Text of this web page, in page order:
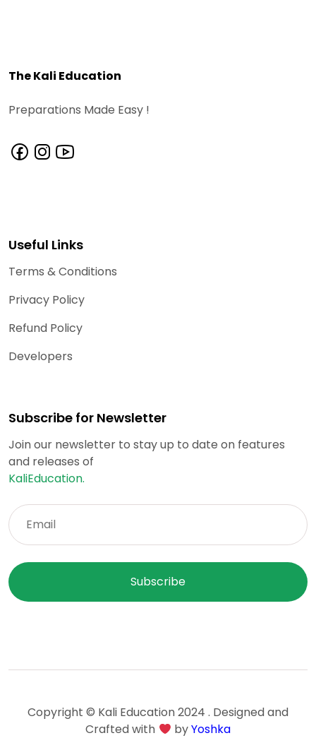
The Kali Education
Preparations Made Easy !
Useful Links
Terms & Conditions
Privacy Policy
Refund Policy
Developers
Subscribe for Newsletter
Join our newsletter to stay up to date on features
and releases of
KaliEducation.
Copyright © Kali Education 2024 . Designed and
Crafted with
byYoshka